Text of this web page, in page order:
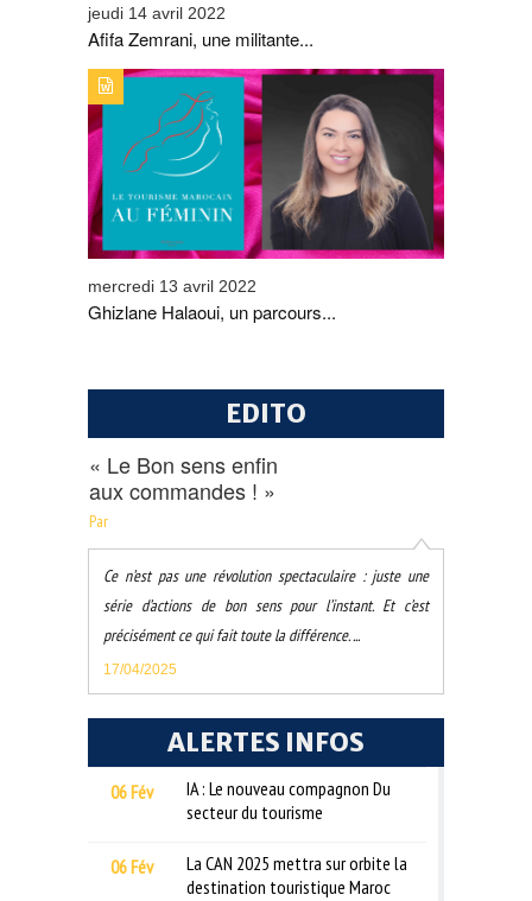
jeudi 14 avril 2022
Afifa Zemrani, une militante...
TYPE DE PUBLICATION : ALERTES_INFOSTITRE :
GHIZLANE HALAOUI, UN PARCOURS SANS FAUTE
mercredi 13 avril 2022
Ghizlane Halaoui, un parcours...
EDITO
« Le Bon sens enfin
aux commandes ! »
Par
Ce n’est pas une révolution spectaculaire : juste une
série d’actions de bon sens pour l’instant. Et c’est
précisément ce qui fait toute la différence. ...
17/04/2025
ALERTES INFOS
06 Fév
IA : Le nouveau compagnon Du
secteur du tourisme
06 Fév
La CAN 2025 mettra sur orbite la
destination touristique Maroc